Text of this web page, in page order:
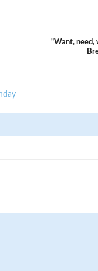
"Want, need,